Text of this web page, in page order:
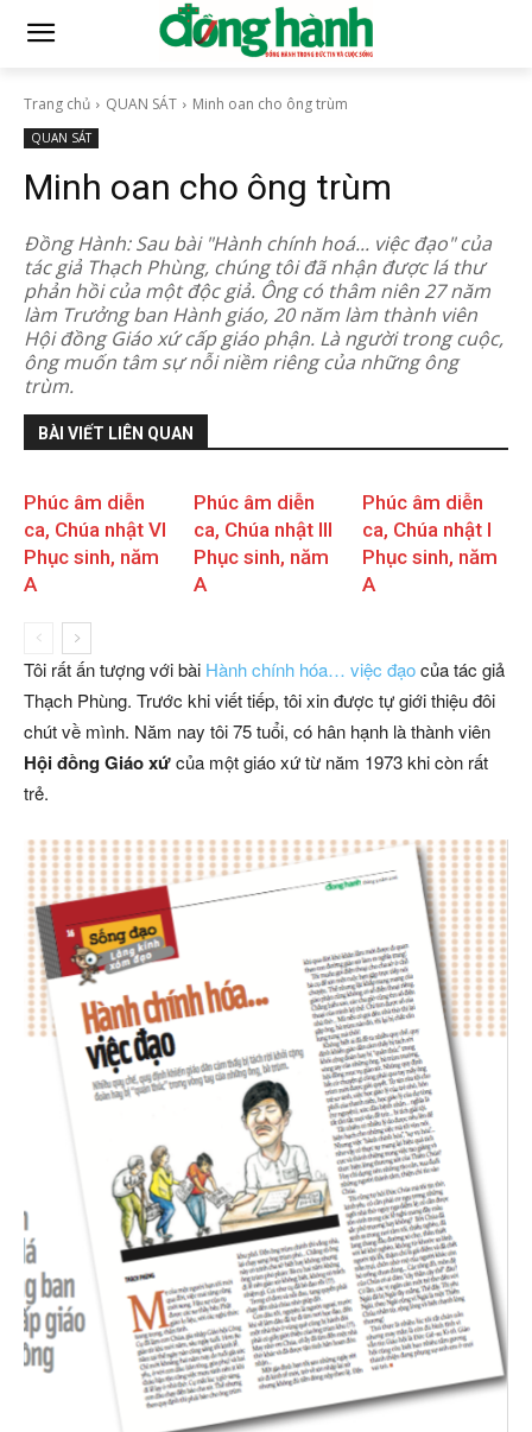
Trang chủ QUAN SÁT Minh oan cho ông trùm
QUAN SÁT
Minh oan cho ông trùm
Đồng Hành: Sau bài "Hành chính hoá... việc đạo" của
tác giả Thạch Phùng, chúng tôi đã nhận được lá thư
phản hồi của một độc giả. Ông có thâm niên 27 năm
làm Trưởng ban Hành giáo, 20 năm làm thành viên
Hội đồng Giáo xứ cấp giáo phận. Là người trong cuộc,
ông muốn tâm sự nỗi niềm riêng của những ông
trùm.
BÀI VIẾT LIÊN QUAN
Phúc âm diễn
ca, Chúa nhật VI
Phục sinh, năm
A
Phúc âm diễn
ca, Chúa nhật III
Phục sinh, năm
A
Phúc âm diễn
ca, Chúa nhật I
Phục sinh, năm
A
Tôi rất ấn tượng với bài Hành chính hóa… việc đạocủa tác giả
Thạch Phùng. Trước khi viết tiếp, tôi xin được tự giới thiệu đôi
chút về mình. Năm nay tôi 75 tuổi, có hân hạnh là thành viên
Hội đồng Giáo xứcủa một giáo xứ từ năm 1973 khi còn rất
trẻ.